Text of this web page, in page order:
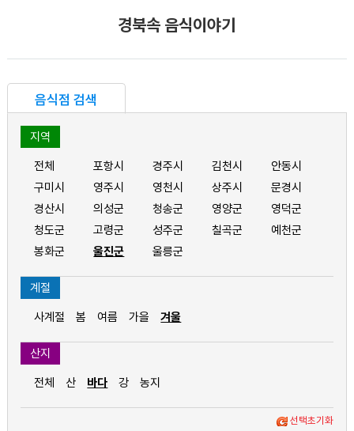
경북속 음식이야기
음식점 검색
지역
전체 포항시 경주시 김천시
안동시
구미시
영주시 영천시 상주시
문경시
경산시
의성군 청송군 영양군
영덕군
청도군
고령군 성주군 칠곡군
예천군
봉화군
울진군 울릉군
계절
사계절 봄 여름 가을 겨울
산지
전체 산 바다 강 농지
선택초기화